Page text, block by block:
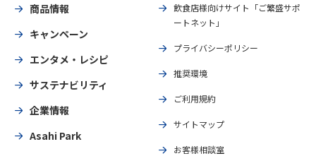
商品情報
キャンペーン
エンタメ・レシピ
サステナビリティ
企業情報
Asahi Park
飲食店様向けサイト「ご繁盛サポ
ートネット」
プライバシーポリシー
推奨環境
ご利用規約
サイトマップ
お客様相談室